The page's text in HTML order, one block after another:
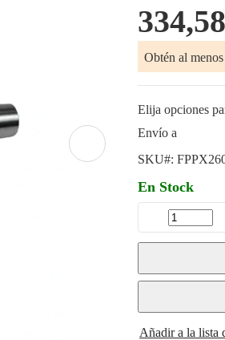
Obtén al
Elija opciones
Envío a
SKU#:
En Stock
Añadir a la lista